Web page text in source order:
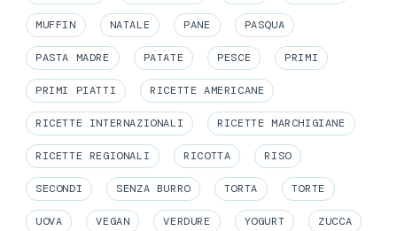
MUFFIN NATALE PANE PASQUA
PASTA MADRE PATATE PESCE PRIMI
PRIMI PIATTI RICETTE AMERICANE
RICETTE INTERNAZIONALI RICETTE MARCHIGIANE
RICETTE REGIONALI RICOTTA RISO
SECONDI SENZA BURRO TORTA TORTE
UOVA VEGAN VERDURE YOGURT ZUCCA